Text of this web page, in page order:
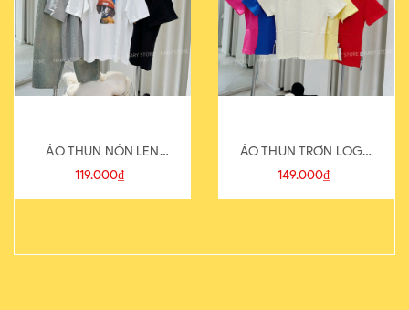
ÁO THUN NÓN LEN
821-1
119.000₫
ÁO THUN TRƠN LOGO
SAU
149.000₫